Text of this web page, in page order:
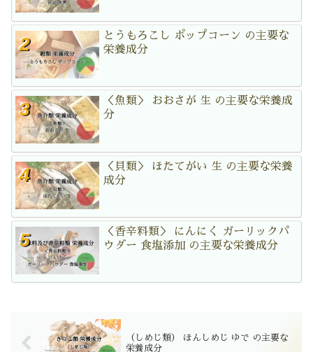
とうもろこし ポップコーン の主要な
栄養成分
＜魚類＞ おおさが 生 の主要な栄養成
分
＜貝類＞ ほたてがい 生 の主要な栄養
成分
＜香辛料類＞ にんにく ガーリックパ
ウダー 食塩添加 の主要な栄養成分
（しめじ類） ほんしめじ ゆで の主要な
栄養成分